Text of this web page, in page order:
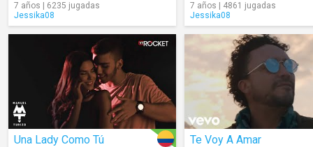
7 años | 6235 jugadas
Jessika08
7 años | 4861 jugadas
Jessika08
Una Lady Como Tú Te Voy A Amar